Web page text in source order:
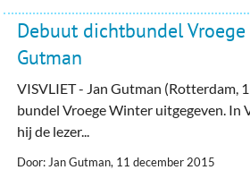
Debuut dichtbundel
Gutman
VISVLIET - Jan Gutman (Rotterdam,
bundel Vroege Winter uitgegeven. In
hij de lezer...
Door: Jan Gutman, 11 december 2015